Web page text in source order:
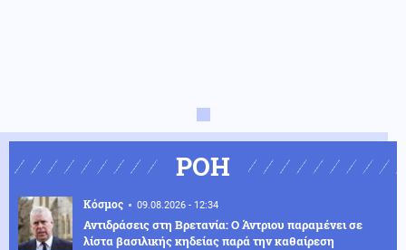
ΡΟΗ
Κόσμος 09.08.2026 - 12:34
Αντιδράσεις στη Βρετανία: Ο Άντριου παραμένει σε
λίστα βασιλικής κηδείας παρά την καθαίρεση